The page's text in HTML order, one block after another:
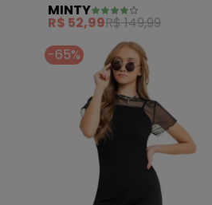
(Preto)
MINTY
R$ 52,99R$ 149,99
-65%